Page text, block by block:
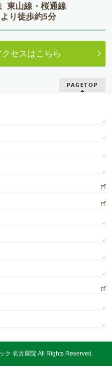
東山線・桜通線
より徒歩約5分
セスはこちら
PAGETOP
ク 名古屋院All Rights Reserved.